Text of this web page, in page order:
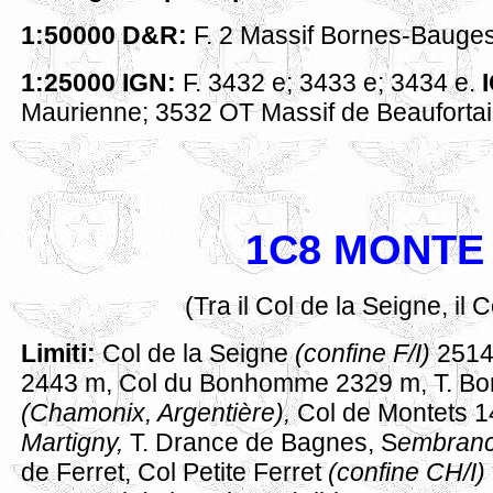
1:50000 D&R: F. 2 Massif Bornes-
1:25000 IGN: F. 3432 e; 3433 e; 3434 e.
Maurienne; 3532 OT Massif de
1C8
(Tra il Col de la Seigne, il
Limiti:Col de la Seigne(confine F/I)
2443 m, Col du Bonhomme 2329 m, T.
(Chamonix, Argentière),Col de Montets
Martigny, T. Drance de Bagnes, S
de Ferret, Col Petite Ferret(confine CH/I)